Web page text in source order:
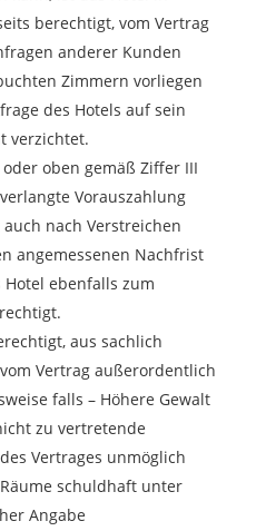
berechtigt, vom Vertrag
anderer Kunden
Zimmern vorliegen
des Hotels auf sein
verzichtet.
oben gemäß Ziffer III
Vorauszahlung
nach Verstreichen
angemessenen Nachfrist
ebenfalls zum
aus sachlich
Vertrag außerordentlich
falls – Höhere Gewalt
zu vertretende
Vertrages unmöglich
schuldhaft unter
Angabe